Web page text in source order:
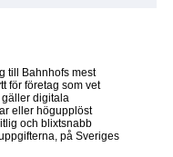
till Bahnhofs mest
för företag som vet
gäller digitala
eller högupplöst
och blixtsnabb
på Sveriges